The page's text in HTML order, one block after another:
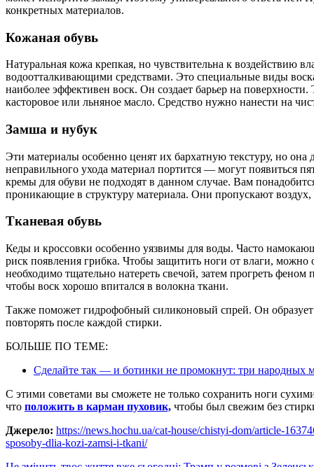
конкретных материалов.
Кожаная обувь
Натуральная кожа крепкая, но чувствительна к воздействию
водоотталкивающими средствами. Это специальные виды
наиболее эффективен воск. Он создает барьер на
касторовое или льняное масло. Средство нужно нанести на
Замша и нубук
Эти материалы особенно ценят их бархатную текстуру, но
неправильного ухода материал портится — могут появиться
кремы для обуви не подходят в данном случае. Вам
проникающие в структуру материала. Они пропускают
Тканевая обувь
Кеды и кроссовки особенно уязвимы для воды. Часто
риск появления грибка. Чтобы защитить ноги от влаги,
необходимо тщательно натереть свечой, затем прогреть
чтобы воск хорошо впитался в волокна ткани.
Также поможет гидрофобный силиконовый спрей. Он
повторять после каждой стирки.
БОЛЬШЕ ПО ТЕМЕ:
Сделайте так — и ботинки не промокнут: три народных
С этими советами вы сможете не только сохранить ноги
что положить в карман пуховик, чтобы был свежим без
Джерело: https://news.hochu.ua/cat-house/chistyi-dom/article-
sposoby-dlia-kozi-zamsi-i-tkani/